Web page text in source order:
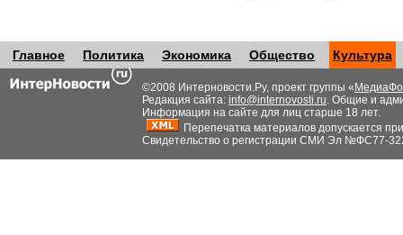
Главное Политика Экономика Общество Культура
©2008 Интерновости.Ру, проект группы «
Редакция сайта: info@internovosti.ru. Общие и
Информация на сайте для лиц старше 18 лет.
Перепечатка материалов допускается
Свидетельство о регистрации СМИ Эл №ФС77-